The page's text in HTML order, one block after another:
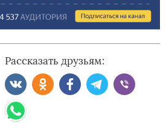
Рассказать друзьям: